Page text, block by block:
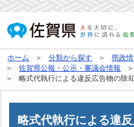
ホーム 分類から探す 県政
佐賀県公報・公示・審議会情報
略式代執行による違反広告物の除
略式代執行による違